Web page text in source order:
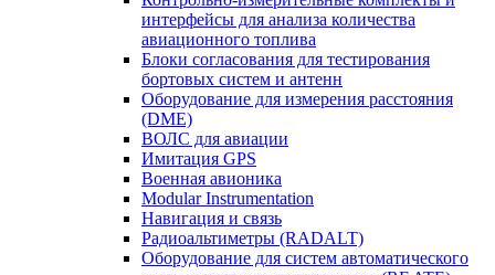
интерфейсы для анализа количества
авиационного топлива
Блоки согласования для тестирования
бортовых систем и антенн
Оборудование для измерения расстояния
(DME)
ВОЛС для авиации
Имитация GPS
Военная авионика
Modular Instrumentation
Навигация и связь
Радиоальтиметры (RADALT)
Оборудование для систем автоматического